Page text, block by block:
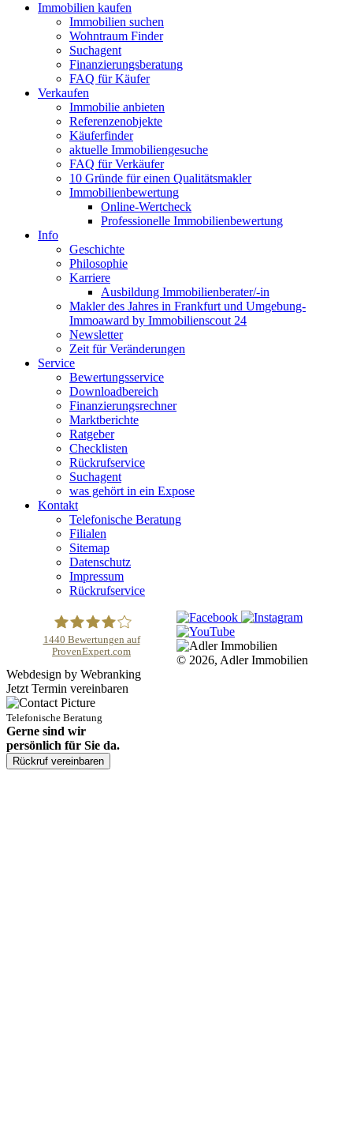
Immobilien kaufen
Immobilien suchen
Wohntraum Finder
Suchagent
Finanzierungsberatung
FAQ für Käufer
Verkaufen
Immobilie anbieten
Referenzenobjekte
Käuferfinder
aktuelle Immobiliengesuche
FAQ für Verkäufer
10 Gründe für einen Qualitätsmakler
Immobilienbewertung
Online-Wertcheck
Professionelle Immobilienbewertung
Info
Geschichte
Philosophie
Karriere
Ausbildung Immobilienberater/-in
Makler des Jahres in Frankfurt und Umgebung-
Immoaward by Immobilienscout 24
Newsletter
Zeit für Veränderungen
Service
Bewertungsservice
Downloadbereich
Finanzierungsrechner
Marktberichte
Ratgeber
Checklisten
Rückrufservice
Suchagent
was gehört in ein Expose
Kontakt
Telefonische Beratung
Filialen
Sitemap
Datenschutz
Impressum
Rückrufservice
Adler Immobilien
1440 Bewertungen auf
ProvenExpert.com
© 2026, Adler Immobilien
Webdesign by Webranking
Jetzt Termin vereinbaren
Telefonische Beratung
Gerne sind wir
persönlich für Sie da.